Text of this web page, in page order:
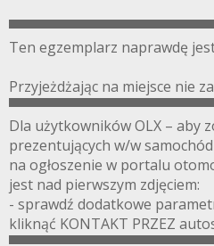
Ten egzemplarz naprawdę
Przyjeżdżając na miejsce nie
Dla użytkowników OLX – aby
prezentujących w/w
na ogłoszenie w portalu
jest nad pierwszym zdjęciem:
- sprawdź dodatkowe
kliknąć KONTAKT PRZEZ